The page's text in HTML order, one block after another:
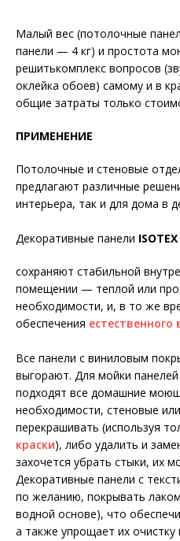
Малый вес (потолочные
панели — 4 кг) и простота
решитькомплекс вопросов
оклейка обоев) самому и в
общие затраты только
ПРИМЕНЕНИЕ
Потолочные и стеновые
предлагают различные
интерьера, так и для дома в
Декоративные панели
сохраняют стабильной
помещении — теплой или
необходимости, и, в то же
обеспечения
Все панели с виниловым
выгорают. Для мойки панелей
подходят все домашние
необходимости, стеновые
перекрашивать (используя
краски), либо удалить и
захочется убрать стыки, их
Декоративные панели с
по желанию, покрывать
водной основе), что
а также упрощает их очистку